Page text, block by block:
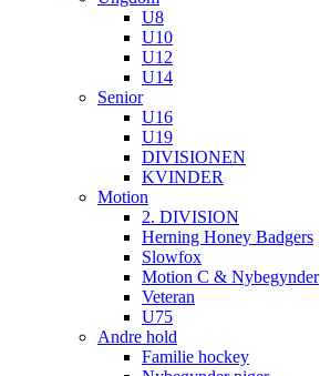
U8
U10
U12
U14
Senior
U16
U19
DIVISIONEN
KVINDER
Motion
2. DIVISION
Herning Honey Badgers
Slowfox
Motion C & Nybegynder
Veteran
U75
Andre hold
Familie hockey